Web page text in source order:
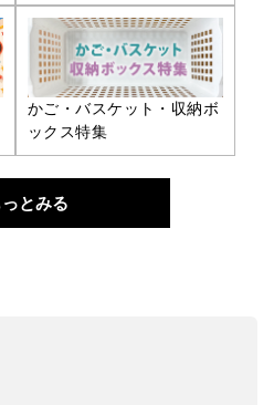
かご・バスケット・収納ボ
ックス特集
っとみる